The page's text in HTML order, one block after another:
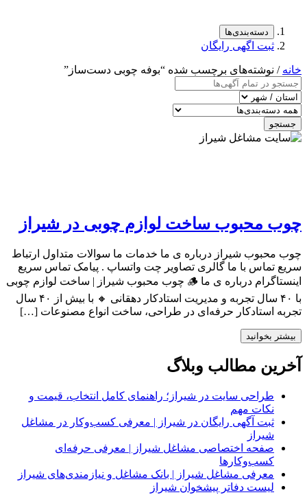
دسته‌بندی‌ها
ثبت اگهی رایگان
خانه / نوشته‌های برچسب شده “بوفه چوبی دست‌ساز”
جستجو
چوب محبوب ساخت لوازم چوبی در شیراز
چوب محبوب شیراز درباره ی ما خدمات ما سوالات متداول ارتباط
سریع تماس با ما گالری تصاویر چت واتساپ . پیامک تماس سریع
اینستاگرام درباره ی ما 🪵 چوب محبوب شیراز | ساخت لوازم چوبی
با ۴۰ سال تجربه و مدیریت استادکار دهقانی 🔸 با بیش از ۴۰ سال
تجربه استادکار حرفه‌ای در طراحی، ساخت انواع مصنوعات […]
بیشتر بخوانید
آخرین مطالب وبلاگ
طراحی سایت در شیراز؛ راهنمای کامل انتخاب، قیمت و
نکات مهم
ثبت آگهی رایگان در شیراز | معرفی کسب‌وکار در مشاغل
شیراز
صفحه اختصاصی مشاغل شیراز | معرفی حرفه‌ای
کسب‌وکارها
معرفی مشاغل شیراز | بانک مشاغل و نیازمندی‌های شیراز
لیست دفاتر پیشخوان شیراز